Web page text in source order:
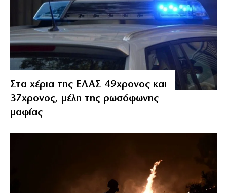
Στα χέρια της ΕΛΑΣ 49χρονος και
37χρονος, μέλη της ρωσόφωνης
μαφίας